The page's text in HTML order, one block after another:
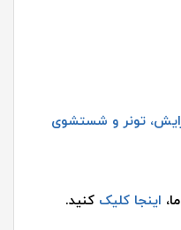
تونر و شستشوی
اینجا کلیک کنید.